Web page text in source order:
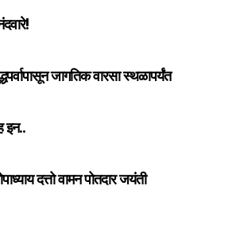
SUBSCRIBE
the
जागतिक वारसा स्थळापर्यंत
इन..
दत्तो वामन पोतदार जयंती